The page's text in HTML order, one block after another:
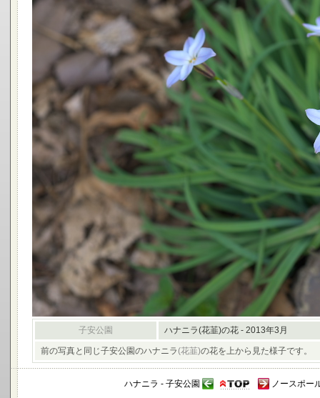
子安公園 ハナニラ(花韮)の花 - 2013年3月
前の写真と同じ子安公園のハナニラ(花韮)の花を上から見た様子です。
ハナニラ - 子安公園 ノースポー